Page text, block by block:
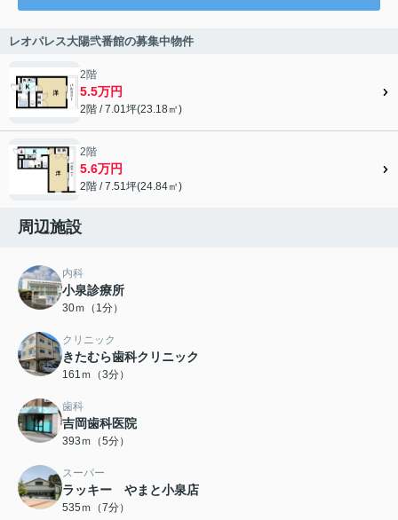
レオパレス大陽弐番館の募集中物件
2階
5.5万円
2階 / 7.01坪(23.18㎡)
2階
5.6万円
2階 / 7.51坪(24.84㎡)
周辺施設
内科
小泉診療所
30ｍ（1分）
クリニック
きたむら歯科クリニック
161ｍ（3分）
歯科
吉岡歯科医院
393ｍ（5分）
スーパー
ラッキー やまと小泉店
535ｍ（7分）